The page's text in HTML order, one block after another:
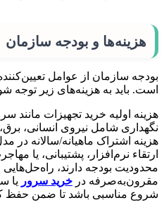
هزینه‌ها و بودجه سازمان
بودجه سازمان از عوامل
است. باید به هزینه‌های زیر توجه
هزینه اولیه خرید تجهیزات
نگهداری شامل نیروی انسانی،
هزینه اشتراک ماهیانه/سالانه در
ارتقاء نرم‌افزار، پشتیبانی، یا
محدودیت بودجه دارند، راه‌حل‌هایی
مقرون‌به‌صرفه در خرید سرور یا
شروع مناسبی باشد تا ضمن حفظ